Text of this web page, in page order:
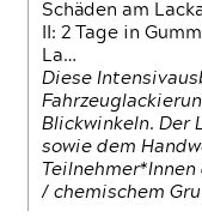
Schäden am
II: 2 Tage in
La…
Diese
Blickwinkeln. Der
sowie dem
/ chemischem